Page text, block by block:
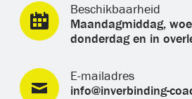
Beschikbaarheid
Maandagmiddag,
donderdag en in
E-mailadres
info@inverbinding-